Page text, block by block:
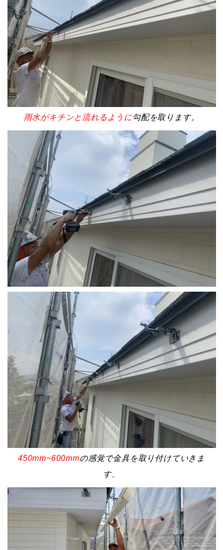
雨水がキチンと流れるように勾配を取ります。
450mm~600mmの感覚で金具を取り付けていきま
す。